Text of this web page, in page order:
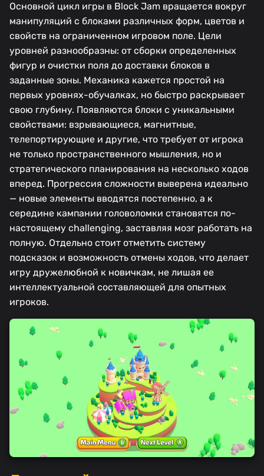
Основной цикл игры в Block Jam вращается вокруг
манипуляций с блоками различных форм, цветов и
свойств на ограниченном игровом поле. Цели
уровней разнообразны: от сборки определенных
фигур и очистки поля до доставки блоков в
заданные зоны. Механика кажется простой на
первых уровнях-обучалках, но быстро раскрывает
свою глубину. Появляются блоки с уникальными
свойствами: взрывающиеся, магнитные,
телепортирующие и другие, что требует от игрока
не только пространственного мышления, но и
стратегического планирования на несколько ходов
вперед. Прогрессия сложности выверена идеально
— новые элементы вводятся постепенно, а к
середине кампании головоломки становятся по-
настоящему challenging, заставляя мозг работать на
полную. Отдельно стоит отметить систему
подсказок и возможность отмены ходов, что делает
игру дружелюбной к новичкам, не лишая ее
интеллектуальной составляющей для опытных
игроков.